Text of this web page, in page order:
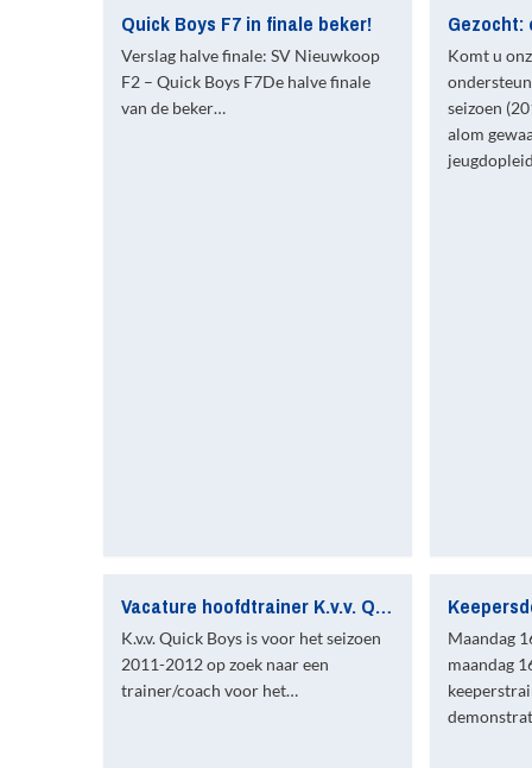
Quick Boys F7 in finale beker!
Verslag halve finale: SV Nieuwkoop
F2 – Quick Boys F7De halve finale
van de beker…
Komt u
seizoen
alom
Vacature hoofdtrainer K.v.v. Quick Boys
K.v.v. Quick Boys is voor het seizoen
2011-2012 op zoek naar een
trainer/coach voor het…
Maandag
maandag